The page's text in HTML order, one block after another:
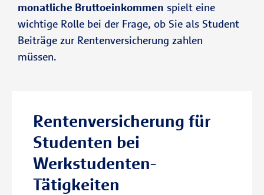
monatliche Bruttoeinkommen spielt eine
wichtige Rolle bei der Frage, ob Sie als Student
Beiträge zur Rentenversicherung zahlen
müssen.
Rentenversicherung für
Studenten bei
Werkstudenten-
Tätigkeiten